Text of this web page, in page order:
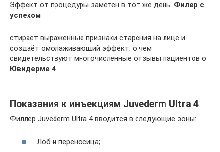
Эффект от процедуры заметен в тот же день. Филер с
успехом
стирает выраженные признаки старения на лице и
создаёт омолаживающий эффект, о чем
свидетельствуют многочисленные отзывы пациентов о
Ювидерме 4
.
Показания к инъекциям Juvederm Ultra 4
Филлер Juvederm Ultra 4 вводится в следующие зоны:
Лоб и переносица;